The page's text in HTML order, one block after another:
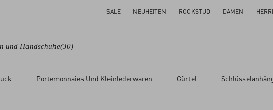
SALE NEUHEITEN ROCKSTUD DAMEN
und Handschuhe(30)
Portemonnaies Und Kleinlederwaren Gürtel